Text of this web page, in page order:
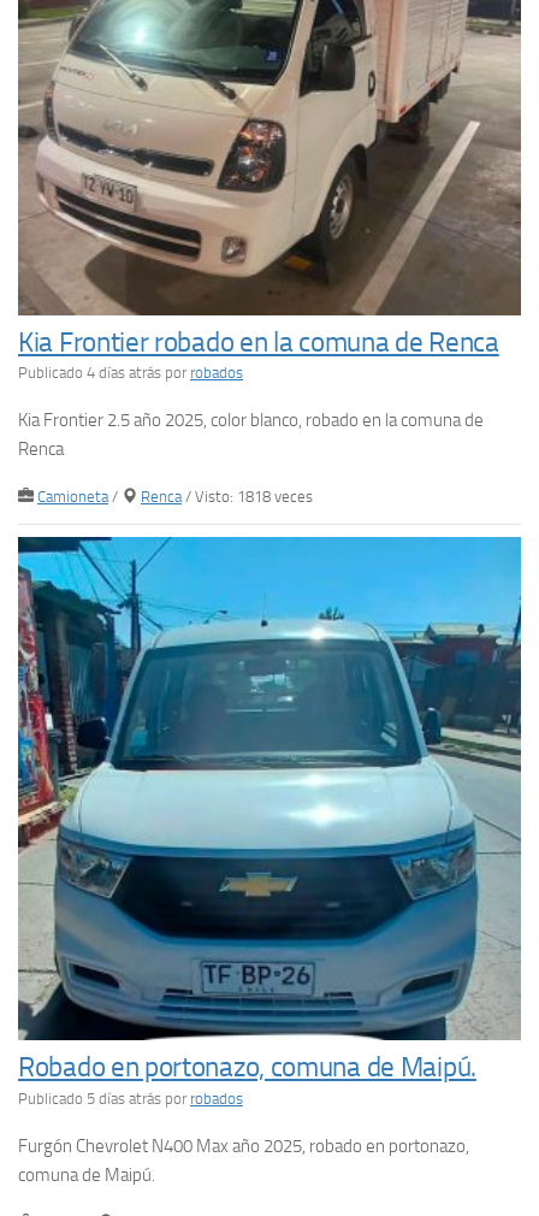
Kia Frontier robado en la comuna de Renca
Publicado 4 días atrás por robados
Kia Frontier 2.5 año 2025, color blanco, robado en la comuna de
Renca
Camioneta/ Renca/ Visto: 1818 veces
Robado en portonazo, comuna de Maipú.
Publicado 5 días atrás por robados
Furgón Chevrolet N400 Max año 2025, robado en portonazo,
comuna de Maipú.